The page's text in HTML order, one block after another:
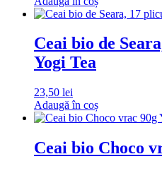
Ceai bio de
Yogi Tea
23,50 lei
Adaugă în coș
Ceai bio Choco